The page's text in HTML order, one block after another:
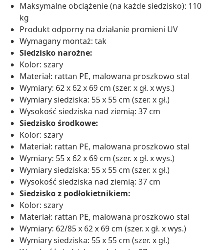
Maksymalne obciążenie (na każde siedzisko): 110
kg
Produkt odporny na działanie promieni UV
Wymagany montaż: tak
Siedzisko narożne:
Kolor: szary
Materiał: rattan PE, malowana proszkowo stal
Wymiary: 62 x 62 x 69 cm (szer. x gł. x wys.)
Wymiary siedziska: 55 x 55 cm (szer. x gł.)
Wysokość siedziska nad ziemią: 37 cm
Siedzisko środkowe:
Kolor: szary
Materiał: rattan PE, malowana proszkowo stal
Wymiary: 55 x 62 x 69 cm (szer. x gł. x wys.)
Wymiary siedziska: 55 x 55 cm (szer. x gł.)
Wysokość siedziska nad ziemią: 37 cm
Siedzisko z podłokietnikiem:
Kolor: szary
Materiał: rattan PE, malowana proszkowo stal
Wymiary: 62/85 x 62 x 69 cm (szer. x gł. x wys.)
Wymiary siedziska: 55 x 55 cm (szer. x gł.)